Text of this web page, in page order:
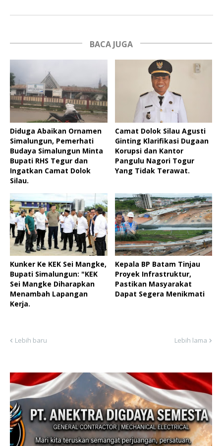
BACA JUGA
Diduga Abaikan Ornamen
Simalungun, Pemerhati
Budaya Simalungun Minta
Bupati RHS Tegur dan
Ingatkan Camat Dolok
Silau.
Camat Dolok Silau Agusti
Ginting Klarifikasi Dugaan
Korupsi dan Kantor
Pangulu Nagori Togur
Yang Tidak Terawat.
Kunker Ke KEK Sei Mangke,
Bupati Simalungun: "KEK
Sei Mangke Diharapkan
Menambah Lapangan
Kerja.
Kepala BP Batam Tinjau
Proyek Infrastruktur,
Pastikan Masyarakat
Dapat Segera Menikmati
Lebih baru Lebih lama